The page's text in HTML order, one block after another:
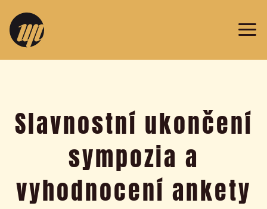
v
Slavnostní ukončení
sympozia a
vyhodnocení ankety